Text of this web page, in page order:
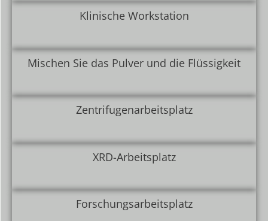
Klinische Workstation
Mischen Sie das Pulver und die Flüssigkeit
Zentrifugenarbeitsplatz
XRD-Arbeitsplatz
Forschungsarbeitsplatz